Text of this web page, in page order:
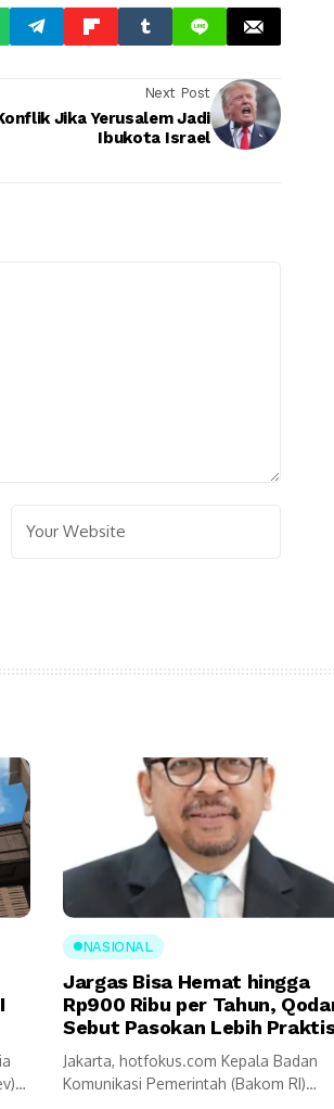
Next Post
Jika Yerusalem Jadi
Ibukota Israel
NASIONAL
Jargas Bisa Hemat hingga
Rp900 Ribu per Tahun,
Sebut Pasokan Lebih
Jakarta, hotfokus.com Kepala Badan
Komunikasi Pemerintah (Bakom RI)